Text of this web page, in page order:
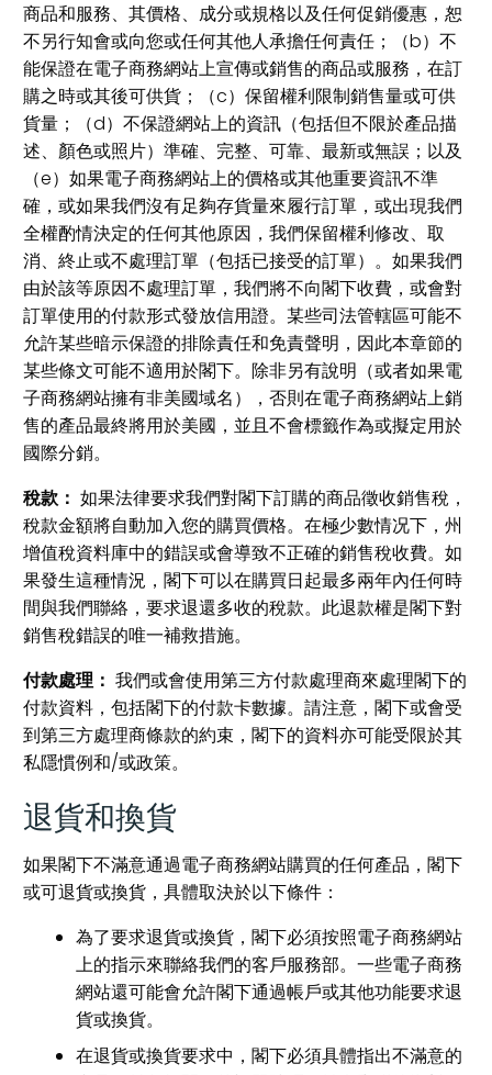
商品和服務、其價格、成分或規格以及任何促銷優惠，恕
不另行知會或向您或任何其他人承擔任何責任；（b）不
能保證在電子商務網站上宣傳或銷售的商品或服務，在訂
購之時或其後可供貨；（c）保留權利限制銷售量或可供
貨量；（d）不保證網站上的資訊（包括但不限於產品描
述、顏色或照片）準確、完整、可靠、最新或無誤；以及
（e）如果電子商務網站上的價格或其他重要資訊不準
確，或如果我們沒有足夠存貨量來履行訂單，或出現我們
全權酌情決定的任何其他原因，我們保留權利修改、取
消、終止或不處理訂單（包括已接受的訂單）。如果我們
由於該等原因不處理訂單，我們將不向閣下收費，或會對
訂單使用的付款形式發放信用證。某些司法管轄區可能不
允許某些暗示保證的排除責任和免責聲明，因此本章節的
某些條文可能不適用於閣下。除非另有說明（或者如果電
子商務網站擁有非美國域名），否則在電子商務網站上銷
售的產品最終將用於美國，並且不會標籤作為或擬定用於
國際分銷。
稅款： 如果法律要求我們對閣下訂購的商品徵收銷售稅，
稅款金額將自動加入您的購買價格。在極少數情况下，州
增值稅資料庫中的錯誤或會導致不正確的銷售稅收費。如
果發生這種情況，閣下可以在購買日起最多兩年內任何時
間與我們聯絡，要求退還多收的稅款。此退款權是閣下對
銷售稅錯誤的唯一補救措施。
付款處理： 我們或會使用第三方付款處理商來處理閣下的
付款資料，包括閣下的付款卡數據。請注意，閣下或會受
到第三方處理商條款的約束，閣下的資料亦可能受限於其
私隱慣例和/或政策。
退貨和換貨
如果閣下不滿意通過電子商務網站購買的任何產品，閣下
或可退貨或換貨，具體取決於以下條件：
為了要求退貨或換貨，閣下必須按照電子商務網站
上的指示來聯絡我們的客戶服務部。一些電子商務
網站還可能會允許閣下通過帳戶或其他功能要求退
貨或換貨。
在退貨或換貨要求中，閣下必須具體指出不滿意的